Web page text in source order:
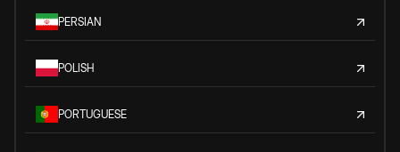
PERSIAN
POLISH
PORTUGUESE